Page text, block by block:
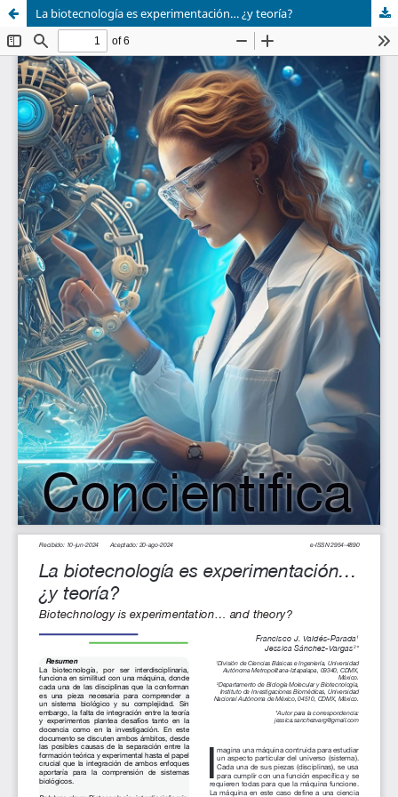
La biotecnología es experimentación… ¿y teoría?